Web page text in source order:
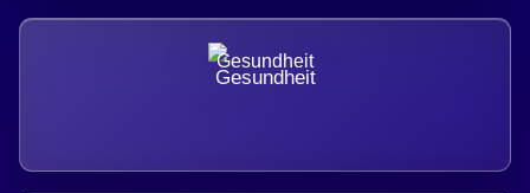
Gesundheit